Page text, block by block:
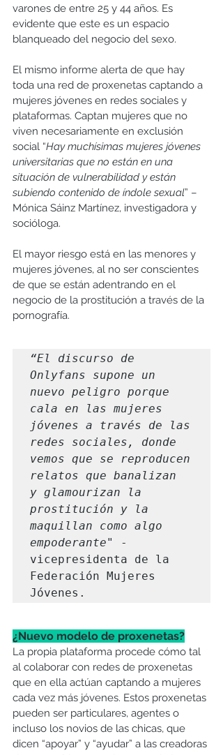
varones de entre 25 y 44 años. Es
evidente que este es un espacio
blanqueado del negocio del sexo.
El mismo informe alerta de que hay
toda una red de proxenetas captando a
mujeres jóvenes en redes sociales y
plataformas. Captan mujeres que no
viven necesariamente en exclusión
social “Hay muchísimas mujeres jóvenes
universitarias que no están en una
situación de vulnerabilidad y están
subiendo contenido de índole sexual” –
Mónica Sáinz Martínez, investigadora y
socióloga.
El mayor riesgo está en las menores y
mujeres jóvenes, al no ser conscientes
de que se están adentrando en el
negocio de la prostitución a través de la
pornografía.
“El discurso de
Onlyfans supone un
nuevo peligro porque
cala en las mujeres
jóvenes a través de las
redes sociales, donde
vemos que se reproducen
relatos que banalizan
y glamourizan la
prostitución y la
maquillan como algo
empoderante"
-
vicepresidenta de la
Federación Mujeres
Jóvenes.
¿Nuevo modelo de proxenetas?
La propia plataforma procede cómo tal
al colaborar con redes de proxenetas
que en ella actúan captando a mujeres
cada vez más jóvenes. Estos proxenetas
pueden ser particulares, agentes o
incluso los novios de las chicas, que
dicen “apoyar” y “ayudar” a las creadoras